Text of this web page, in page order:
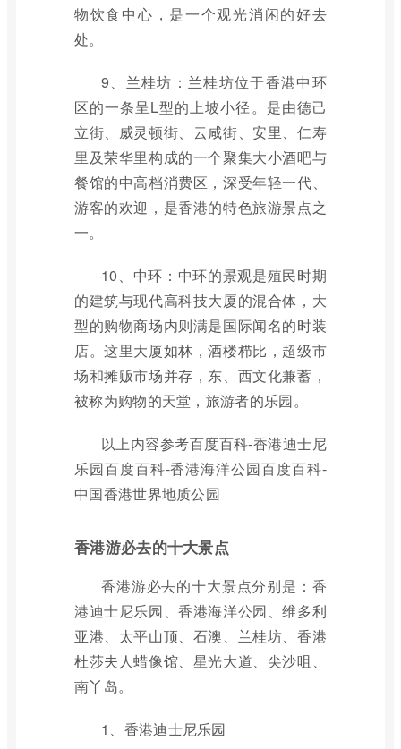
物饮食中心，是一个观光消闲的好去
处。
9、兰桂坊：兰桂坊位于香港中环
区的一条呈L型的上坡小径。是由德己
立街、威灵顿街、云咸街、安里、仁寿
里及荣华里构成的一个聚集大小酒吧与
餐馆的中高档消费区，深受年轻一代、
游客的欢迎，是香港的特色旅游景点之
一。
10、中环：中环的景观是殖民时期
的建筑与现代高科技大厦的混合体，大
型的购物商场内则满是国际闻名的时装
店。这里大厦如林，酒楼栉比，超级市
场和摊贩市场并存，东、西文化兼蓄，
被称为购物的天堂，旅游者的乐园。
以上内容参考百度百科-香港迪士尼
乐园百度百科-香港海洋公园百度百科-
中国香港世界地质公园
香港游必去的十大景点
香港游必去的十大景点分别是：香
港迪士尼乐园、香港海洋公园、维多利
亚港、太平山顶、石澳、兰桂坊、香港
杜莎夫人蜡像馆、星光大道、尖沙咀、
南丫岛。
1、香港迪士尼乐园